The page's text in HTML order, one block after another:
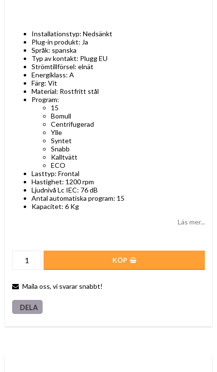
Installationstyp: Nedsänkt
Plug-in produkt: Ja
Språk: spanska
Typ av kontakt: Plugg EU
Strömtillförsel: elnät
Energiklass: A
Färg: Vit
Material: Rostfritt stål
Program:
15
Bomull
Centrifugerad
Ylle
Syntet
Snabb
Kalltvätt
ECO
Lasttyp: Frontal
Hastighet: 1200 rpm
Ljudnivå Lc IEC: 76 dB
Antal automatiska program: 15
Kapacitet: 6 Kg
Läs mer...
KÖP
Maila oss, vi svarar snabbt!
DELA